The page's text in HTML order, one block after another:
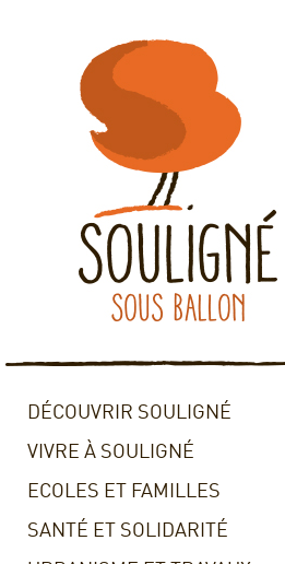
DÉCOUVRIR SOULIGNÉ
VIVRE À SOULIGNÉ
ECOLES ET FAMILLES
SANTÉ ET SOLIDARITÉ